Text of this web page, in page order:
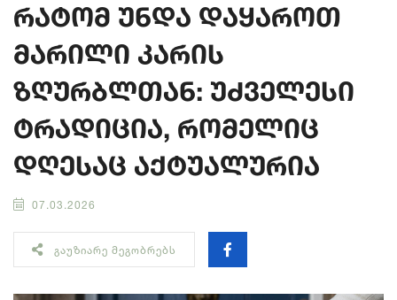
რატომ უნდა დაყაროთ
მარილი კარის
ზღურბლთან: უძველესი
ტრადიცია, რომელიც
დღესაც აქტუალურია
07.03.2026
ᲒᲐᲣᲖᲘᲐᲠᲔ ᲛᲔᲒᲝᲑᲠᲔᲑᲡ